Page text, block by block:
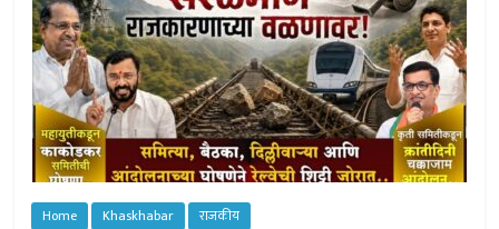
Home Khaskhabar राजकीय